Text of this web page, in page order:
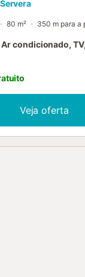
80 m² 350 m para a
condicionado,
Veja oferta